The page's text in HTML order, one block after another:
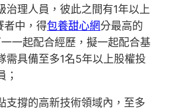
治理人員，彼此之間有1年以上
者中，得包養甜心網分最高的
一起配合經歷，擬一起配合基
需具備至多1名5年以上股權投
；
支撐的高新技術領域內，至多